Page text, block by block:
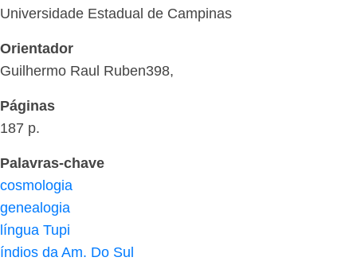
Universidade Estadual de Campinas
Orientador
Guilhermo Raul Ruben398,
Páginas
187 p.
Palavras-chave
cosmologia
genealogia
língua Tupi
índios da Am. Do Sul